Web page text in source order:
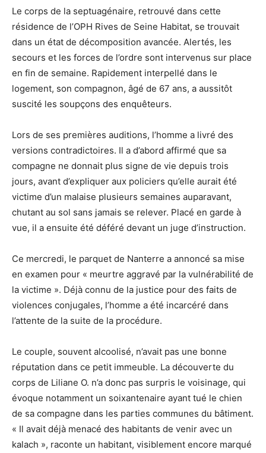
Le corps de la septuagénaire, retrouvé dans cette
résidence de l’OPH Rives de Seine Habitat, se trouvait
dans un état de décomposition avancée. Alertés, les
secours et les forces de l’ordre sont intervenus sur place
en fin de semaine. Rapidement interpellé dans le
logement, son compagnon, âgé de 67 ans, a aussitôt
suscité les soupçons des enquêteurs.
Lors de ses premières auditions, l’homme a livré des
versions contradictoires. Il a d’abord affirmé que sa
compagne ne donnait plus signe de vie depuis trois
jours, avant d’expliquer aux policiers qu’elle aurait été
victime d’un malaise plusieurs semaines auparavant,
chutant au sol sans jamais se relever. Placé en garde à
vue, il a ensuite été déféré devant un juge d’instruction.
Ce mercredi, le parquet de Nanterre a annoncé sa mise
en examen pour « meurtre aggravé par la vulnérabilité de
la victime ». Déjà connu de la justice pour des faits de
violences conjugales, l’homme a été incarcéré dans
l’attente de la suite de la procédure.
Le couple, souvent alcoolisé, n’avait pas une bonne
réputation dans ce petit immeuble. La découverte du
corps de Liliane O. n’a donc pas surpris le voisinage, qui
évoque notamment un soixantenaire ayant tué le chien
de sa compagne dans les parties communes du bâtiment.
« Il avait déjà menacé des habitants de venir avec un
kalach », raconte un habitant, visiblement encore marqué